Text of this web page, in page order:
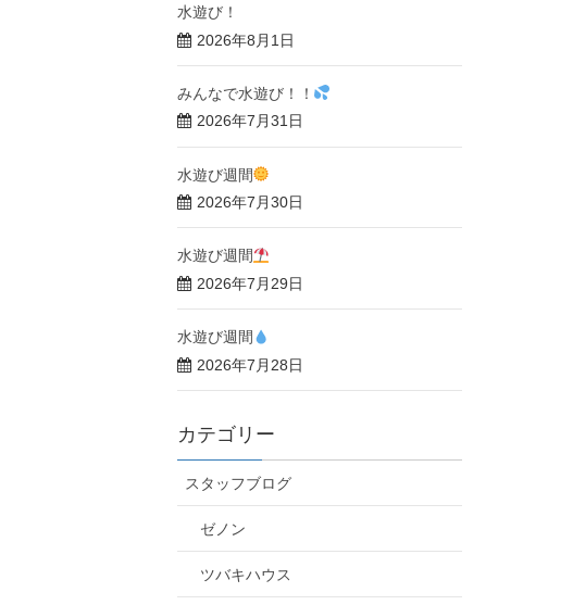
水遊び！
2026年8月1日
みんなで水遊び！！
2026年7月31日
水遊び週間
2026年7月30日
水遊び週間
2026年7月29日
水遊び週間
2026年7月28日
カテゴリー
スタッフブログ
ゼノン
ツバキハウス